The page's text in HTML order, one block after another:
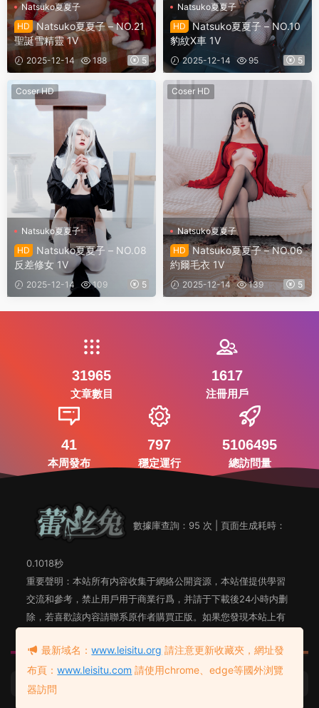
Natsuko夏夏子
HD
Natsuko夏夏子 – NO.21
聖誕雪精靈 1V
2025-12-14 188 5
Natsuko夏夏子
HD
Natsuko夏夏子 – NO.10
豹紋X車 1V
2025-12-14 95 5
Coser HD
Natsuko夏夏子
HD
Natsuko夏夏子 – NO.08
反差修女 1V
2025-12-14 109 5
Coser HD
Natsuko夏夏子
HD
Natsuko夏夏子 – NO.06
約爾毛衣 1V
2025-12-14 139 5
31965
文章數目
1617
注冊用戶
41
本周發布
797
穩定運行
5106495
總訪問量
數據庫查詢：95 次 | 頁面生成耗時：
0.1018秒
重要聲明：本站所有内容收集于網絡公開資源，本站僅提供學習
交流和參考，禁止用戶用于商業行爲，并請于下載後24小時内删
除，若喜歡該内容請聯系原作者購買正版。如果您發現本站上有
最新域名：www.leisitu.org 請注意更新收藏夾，網址發
布頁：www.leisitu.com 請使用chrome、edge等國外浏覽
器訪問